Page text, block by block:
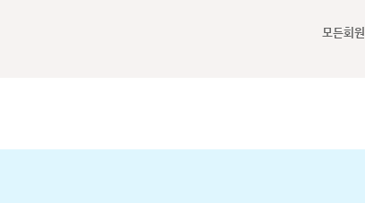
모든회원